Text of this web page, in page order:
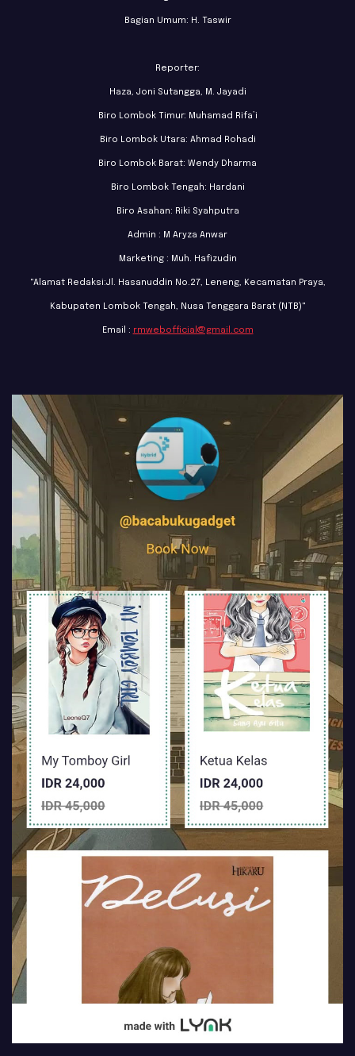
Bagian Umum: H. Taswir
Reporter:
Haza, Joni Sutangga, M. Jayadi
Biro Lombok Timur: Muhamad Rifa’i
Biro Lombok Utara: Ahmad Rohadi
Biro Lombok Barat: Wendy Dharma
Biro Lombok Tengah: Hardani
Biro Asahan: Riki Syahputra
Admin : M Aryza Anwar
Marketing : Muh. Hafizudin
"Alamat Redaksi:Jl. Hasanuddin No.27, Leneng, Kecamatan Praya,
Kabupaten Lombok Tengah, Nusa Tenggara Barat (NTB)"
Email : rmwebofficial@gmail.com